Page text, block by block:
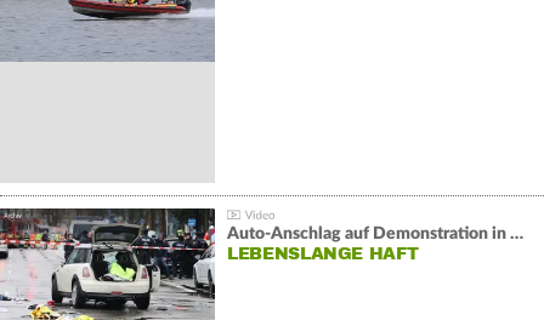
Auto-Anschlag auf Demonstration in München:
LEBENSLANGE HAFT